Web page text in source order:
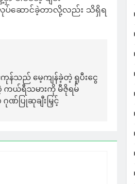
ပ်ဆောင်ခဲ့တာလို့လည်း သိရှိရ
ကုန်သည် မေ့ကျန်ခဲ့တဲ့ ရူပီးငွေ
ကယ်ရီသမားကို မီဇိုရမ်
ဏ်ပြုဆုချီးမြှင့်